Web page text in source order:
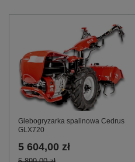
Glebogryzarka spalinowa Cedrus
GLX720
5 604,00 zł